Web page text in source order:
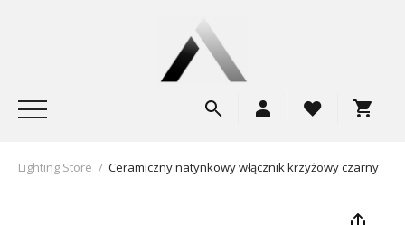
Lighting Store / Ceramiczny natynkowy włącznik krzyżowy czarny